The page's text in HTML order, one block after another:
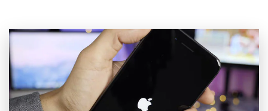
Controle seu celular com Dr.Fone